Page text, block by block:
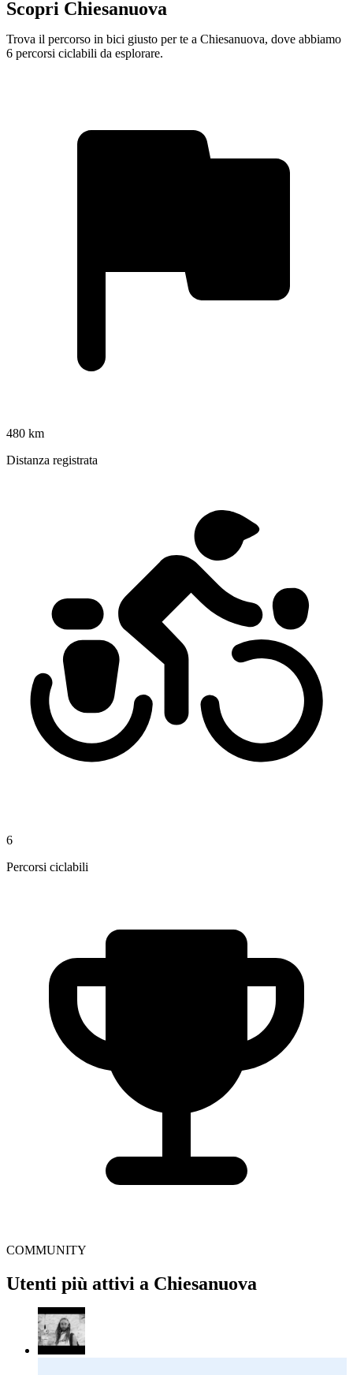
Scopri Chiesanuova
Trova il percorso in bici giusto per te a Chiesanuova, dove abbiamo
6 percorsi ciclabili da esplorare.
480 km
Distanza registrata
6
Percorsi ciclabili
COMMUNITY
Utenti più attivi a Chiesanuova